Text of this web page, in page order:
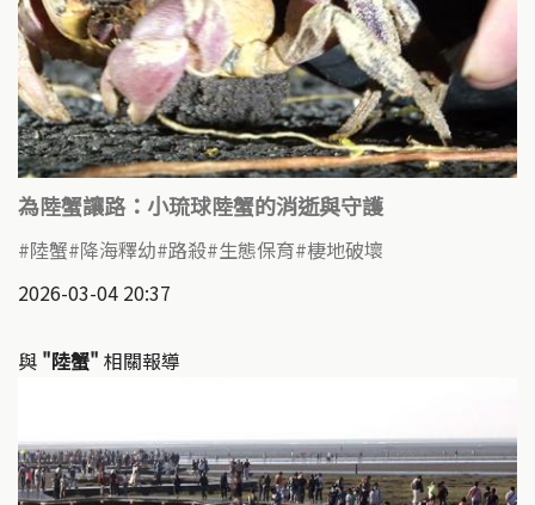
為陸蟹讓路：小琉球陸蟹的消逝與守護
陸蟹 降海釋幼 路殺 生態保育 棲地破壞
2026-03-04 20:37
與 "陸蟹" 相關報導